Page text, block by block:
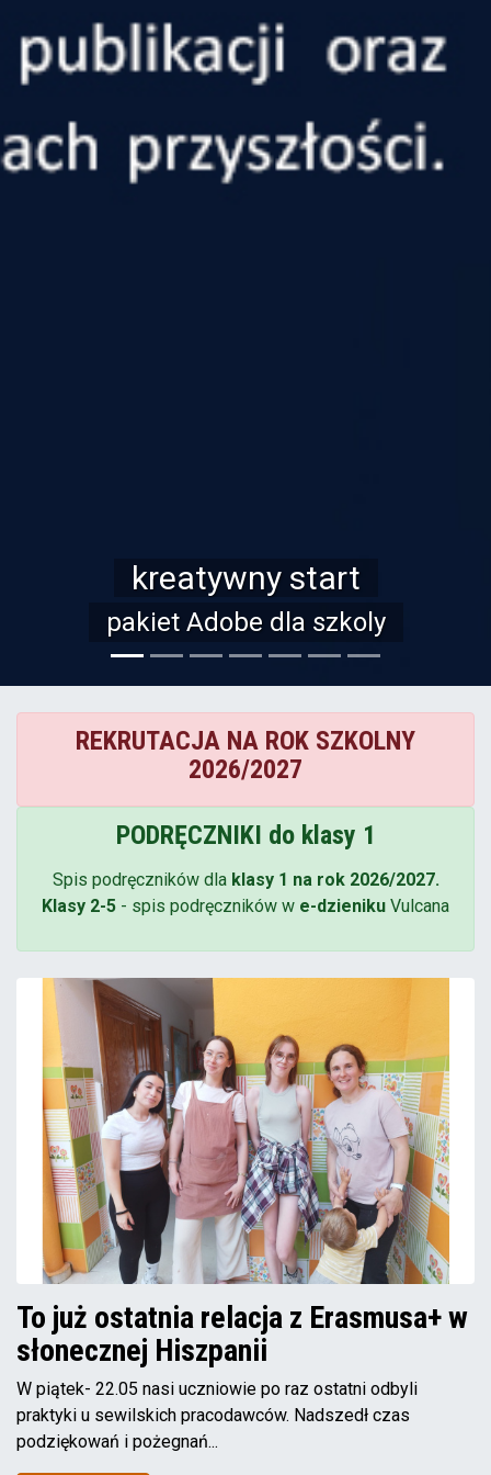
wiele możliwości
FILM PROMOCYJNY
REKRUTACJA NA ROK SZKOLNY
2026/2027
PODRĘCZNIKI do klasy 1
Spis podręczników dlaklasy 1 na rok 2026/2027.
Klasy 2-5 - spis podręczników w e-dzieniku Vulcana
To już ostatnia relacja z Erasmusa+ w
słonecznej Hiszpanii
W piątek- 22.05 nasi uczniowie po raz ostatni odbyli
praktyki u sewilskich pracodawców. Nadszedł czas
podziękowań i pożegnań...